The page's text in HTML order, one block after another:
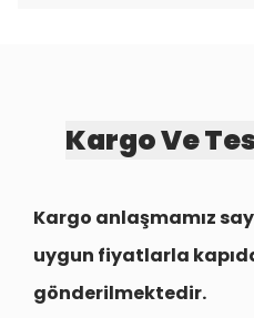
Kargo Ve
Kargo anlaşmamız
uygun fiyatlarla
gönderilmektedir.